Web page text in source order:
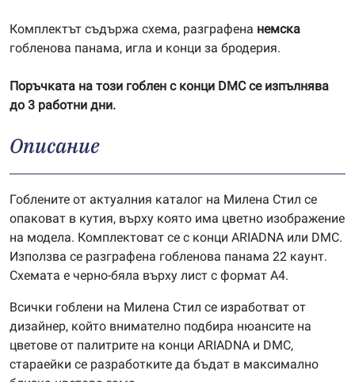
Комплектът съдържа схема, разграфена немска
гобленова панама, игла и конци за бродерия.
Поръчката на този гоблен с конци DMC се изпълнява
до 3 работни дни.
Описание
Гоблените от актуалния каталог на Милена Стил се
опаковат в кутия, върху която има цветно изображение
на модела. Комплектоват се с конци ARIADNA или DMC.
Използва се разграфена гобленова панама 22 каунт.
Схемата е черно-бяла върху лист с формат А4.
Всички гоблени на Милена Стил се изработват от
дизайнер, който внимателно подбира нюансите на
цветове от палитрите на конци ARIADNA и DMC,
стараейки се разработките да бъдат в максимално